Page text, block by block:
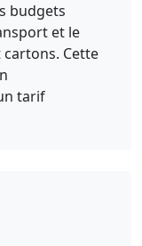
budgets
et le
Cette
tarif